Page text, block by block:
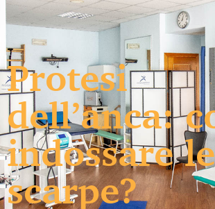
Protesi
dell’anca:
indossare le
scarpe?